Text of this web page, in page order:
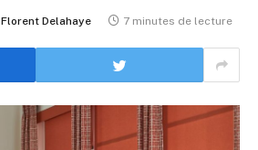
Florent Delahaye 7 minutes de lecture